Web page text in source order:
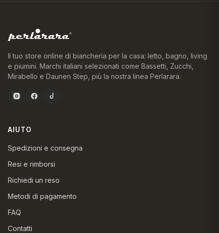
Il tuo store online di biancheria per la casa: letto, bagno, living
e piumini. Marchi italiani selezionati come Bassetti, Zucchi,
Mirabello e Daunen Step, più la nostra linea Perlarara.
AIUTO
Spedizioni e consegna
Resi e rimborsi
Richiedi un reso
Metodi di pagamento
FAQ
Contatti